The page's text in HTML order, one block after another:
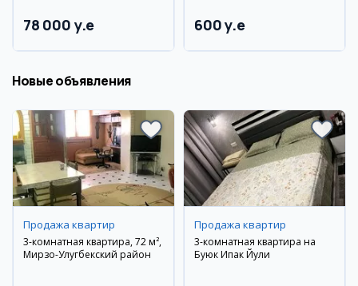
78 000 y.e
и техникой
600 y.e
Новые объявления
Продажа квартир
3-комнатная квартира, 72 м²,
Мирзо-Улугбекский район
Продажа квартир
3-комнатная квартира на
Буюк Ипак Йули